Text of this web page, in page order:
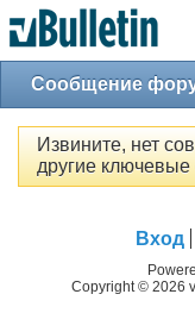
Сообщение
Извините, нет
другие ключевые
Вход
Copyright © 2026